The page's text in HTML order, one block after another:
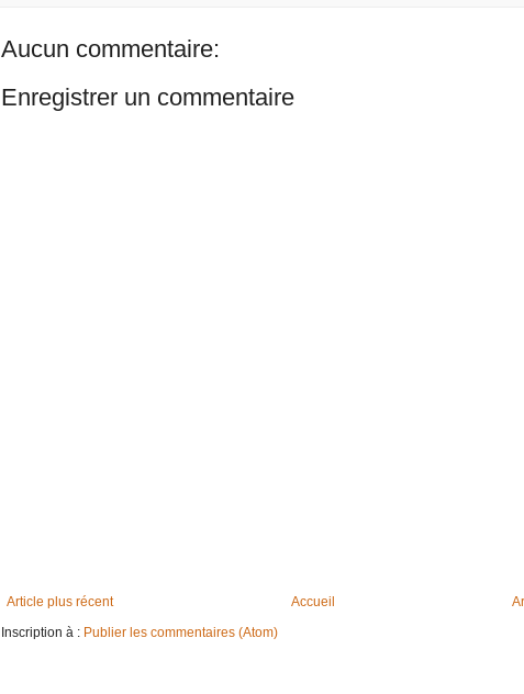
Aucun commentaire:
Enregistrer un commentaire
Article plus récent
Accueil
Inscription à : Publier les commentaires (Atom)